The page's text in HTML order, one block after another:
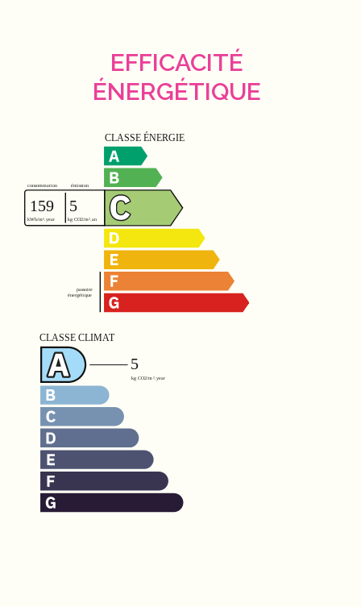
EFFICACITÉ
ÉNERGÉTIQUE